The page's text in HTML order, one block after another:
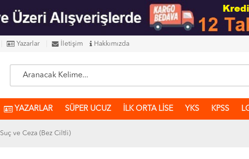
Yazarlar İletişim Hakkımızda
YAZARLAR SÜPER UCUZ İLK ORTA LİSE YKS KPSS
Suç ve Ceza (Bez Ciltli)